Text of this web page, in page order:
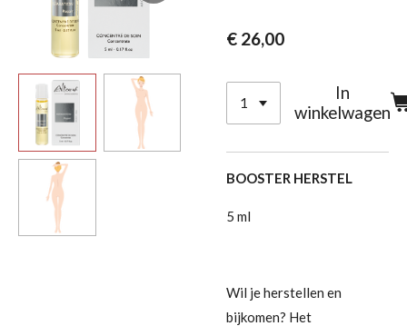
€ 26,00
In
winkelwagen
BOOSTER HERSTEL
5 ml
Wil je herstellen en
bijkomen? Het